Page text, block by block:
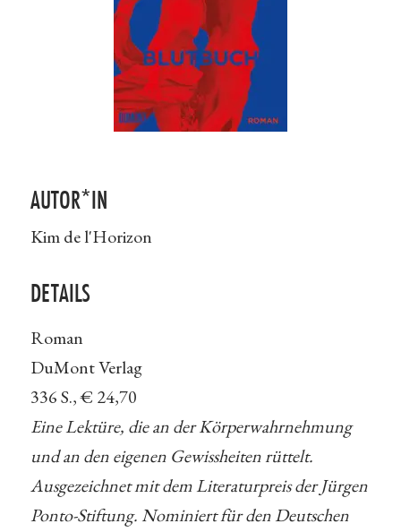
AUTOR*IN
Kim de l'Horizon
DETAILS
Roman
DuMont Verlag
336 S., € 24,70
Eine Lektüre, die an der Körperwahrnehmung
und an den eigenen Gewissheiten rüttelt.
Ausgezeichnet mit dem Literaturpreis der Jürgen
Ponto-Stiftung. Nominiert für den Deutschen